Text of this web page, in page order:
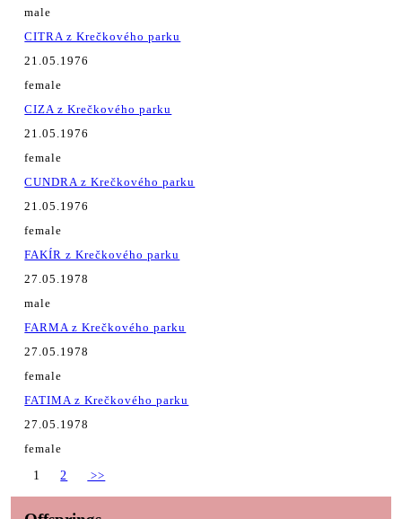
male
CITRA z Krečkového parku
21.05.1976
female
CIZA z Krečkového parku
21.05.1976
female
CUNDRA z Krečkového parku
21.05.1976
female
FAKÍR z Krečkového parku
27.05.1978
male
FARMA z Krečkového parku
27.05.1978
female
FATIMA z Krečkového parku
27.05.1978
female
1
2 >>